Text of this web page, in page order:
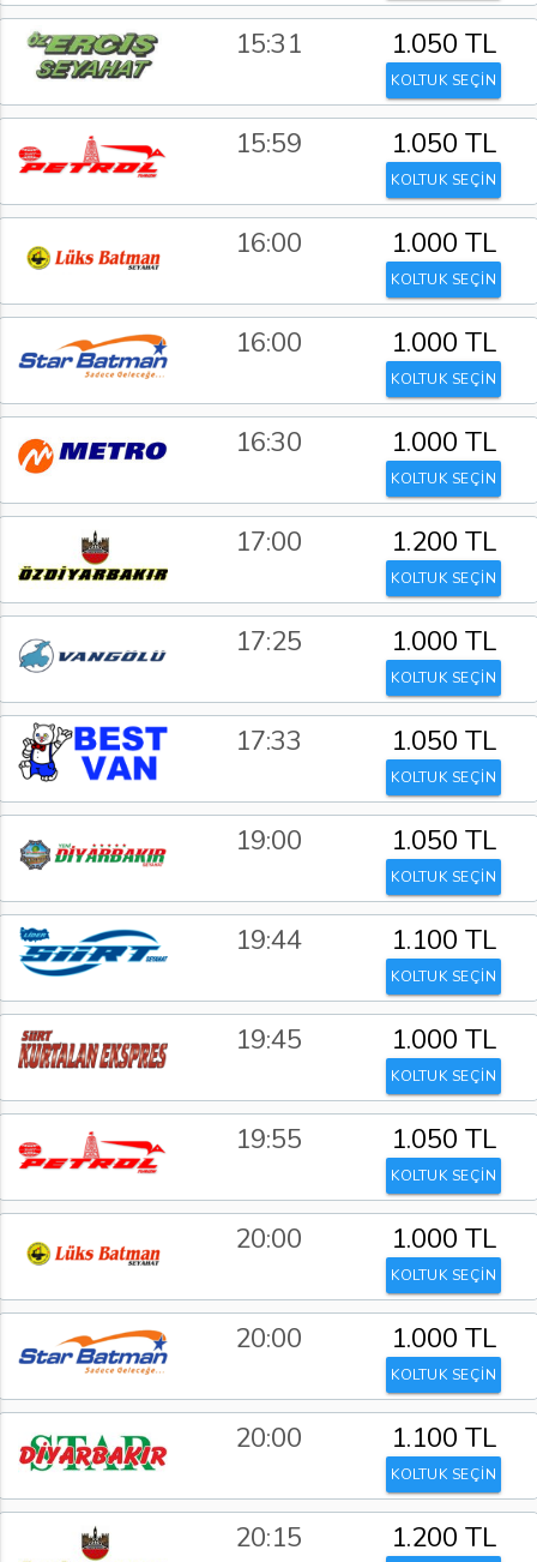
15:31 1.050 TL
KOLTUK SEÇİN
15:59 1.050 TL
KOLTUK SEÇİN
16:00 1.000 TL
KOLTUK SEÇİN
16:00 1.000 TL
KOLTUK SEÇİN
16:30 1.000 TL
KOLTUK SEÇİN
17:00 1.200 TL
KOLTUK SEÇİN
17:25 1.000 TL
KOLTUK SEÇİN
17:33 1.050 TL
KOLTUK SEÇİN
19:00 1.050 TL
KOLTUK SEÇİN
19:44 1.100 TL
KOLTUK SEÇİN
19:45 1.000 TL
KOLTUK SEÇİN
19:55 1.050 TL
KOLTUK SEÇİN
20:00 1.000 TL
KOLTUK SEÇİN
20:00 1.000 TL
KOLTUK SEÇİN
20:00 1.100 TL
KOLTUK SEÇİN
20:15 1.200 TL